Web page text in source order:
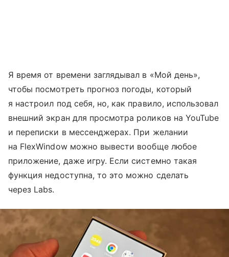
Я время от времени заглядывал в «Мой день»,
чтобы посмотреть прогноз погоды, который
я настроил под себя, но, как правило, использовал
внешний экран для просмотра роликов на YouTube
и переписки в мессенджерах. При желании
на FlexWindow можно вывести вообще любое
приложение, даже игру. Если системно такая
функция недоступна, то это можно сделать
через Labs.